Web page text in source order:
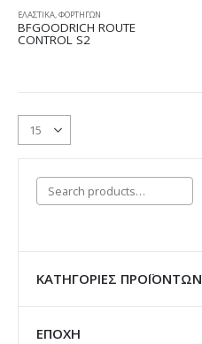
ΕΛΑΣΤΙΚΑ ΦΟΡΤΗΓΩΝ
BFGOODRICH ROUTE
CONTROL S2
ΚΑΤΗΓΟΡΊΕΣ ΠΡΟΪΌΝΤΩΝ
ΕΠΟΧΗ